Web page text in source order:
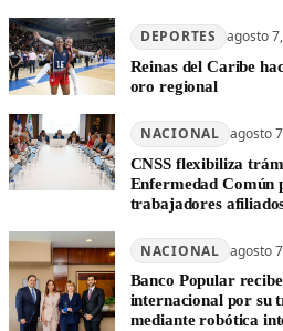
DEPORTES agosto
Reinas del Caribe
oro regional
NACIONAL agosto
CNSS flexibiliza
Enfermedad Común
trabajadores
NACIONAL agosto
Banco Popular
internacional por su
mediante robótica